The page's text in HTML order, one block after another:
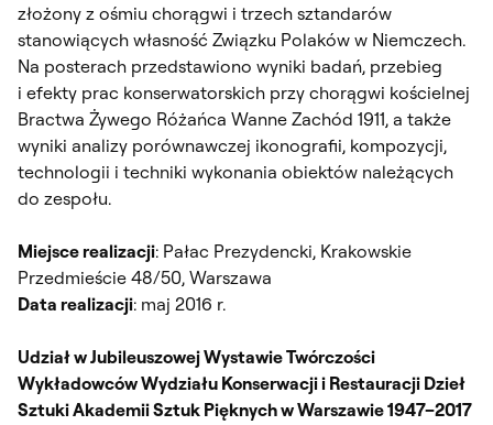
złożony z ośmiu chorągwi i trzech sztandarów
stanowiących własność Związku Polaków w Niemczech.
Na posterach przedstawiono wyniki badań, przebieg
i efekty prac konserwatorskich przy chorągwi kościelnej
Bractwa Żywego Różańca Wanne Zachód 1911, a także
wyniki analizy porównawczej ikonografii, kompozycji,
technologii i techniki wykonania obiektów należących
do zespołu.
Miejsce realizacji: Pałac Prezydencki, Krakowskie
Przedmieście 48/50, Warszawa
Data realizacji: maj 2016 r.
Udział w Jubileuszowej Wystawie Twórczości
Wykładowców Wydziału Konserwacji i Restauracji Dzieł
Sztuki Akademii Sztuk Pięknych w Warszawie 1947–2017